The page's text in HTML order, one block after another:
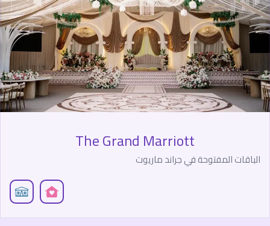
The Grand Marriott
الباقات المفتوحة في جراند ماريوت